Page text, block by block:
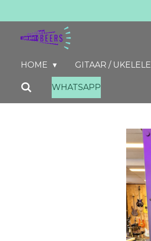
hoofdinhoud
HOME GITAAR / UKELELE
WHATSAPP